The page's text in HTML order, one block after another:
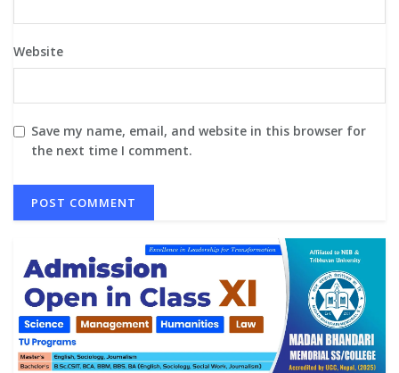
Website
Save my name, email, and website in this browser for
the next time I comment.